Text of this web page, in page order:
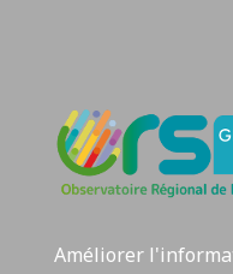
Améliorer